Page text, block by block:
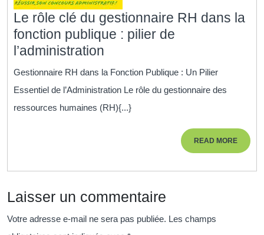
Le rôle clé du gestionnaire RH dans la
fonction publique : pilier de
l’administration
rôle
clé
gestionnaire
publique
:
pilier
Gestionnaire RH dans la Fonction Publique : Un Pilier
Essentiel de l’Administration Le rôle du gestionnaire des
ressources humaines (RH){...}
READ MOREREAD
MORE
Laisser un commentaire
Votre adresse e-mail ne sera pas publiée. Les champs